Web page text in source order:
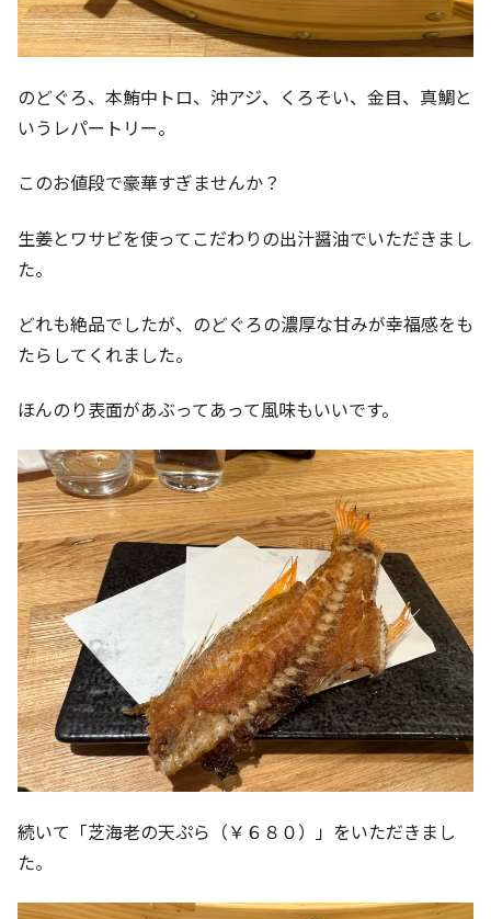
のどぐろ、本鮪中トロ、沖アジ、くろそい、金目、真鯛と
いうレパートリー。
このお値段で豪華すぎませんか？
生姜とワサビを使ってこだわりの出汁醤油でいただきまし
た。
どれも絶品でしたが、のどぐろの濃厚な甘みが幸福感をも
たらしてくれました。
ほんのり表面があぶってあって風味もいいです。
続いて「芝海老の天ぷら（￥６８０）」をいただきまし
た。